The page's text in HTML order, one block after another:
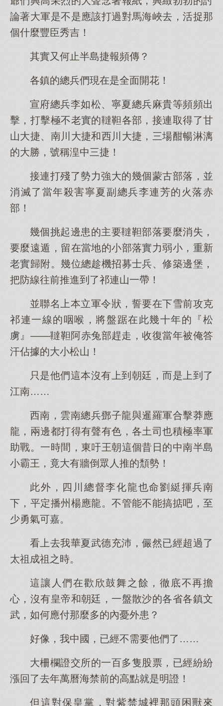
論著大軍是不是應該打過對馬海峽去，活捉那
個什麼豐臣秀吉！
其實又何止半島捷報頻傳？
各鎮的總兵們現在是全面開花！
宣府總兵李如松、寧夏總兵麻貴等頻頻出
擊，打擊極不老實的韃靼各部，接連取得了甘
山大捷、南川大捷和西川大捷，三場酣暢淋漓
的大勝，號稱湟中三捷！
接連打殘了勢力強大的幾個蒙古部落，並
消滅了當年殺害寧夏副總兵李連芳的火落赤
部！
幾個挑起邊患的主要韃靼部落要麼消失，
要麼遠遁，留在當地的小部落實力弱小，重新
老實歸附。幾位總趁機招募士兵、修築邊堡，
把防線往前推進到了祁連山一帶！
並聯名上本立軍令狀，誓要在下雪前攻克
祁連一線的咽喉，將盤踞在此幾十年的『松
虜』——韃靼阿赤兔部趕走，收復當年被俺答
汗佔據的大小松山！
只是他們這本沒有上到朝廷，而是上到了
江南……
西南，雲南總兵鄧子龍與暹羅軍合擊莽應
龍，兩邊都打得有聲有色，各土司也積極率軍
助戰。一時間，東吁王朝這個昔日的中南半島
小霸王，竟大有牆倒眾人推的頹勢！
此外，四川總督李化龍也命劉綎揮兵南
下，平定播州楊應龍。不管能不能搞掂吧，至
少勇氣可嘉。
看上去我華夏武德充沛，儼然已經超過了
太祖成祖之時。
這讓人們在歡欣鼓舞之餘，徹底不再擔
心，沒有皇帝和朝廷，一盤散沙的各省各鎮文
武，如何應付那麼多的內憂外患？
好像，我中國，已經不需要他們了……
大柵欄證交所的一百多隻股票，已經紛紛
漲回了去年萬曆海禁前的高點就是明證！
但這對保皇黨，對紫禁城裡那頭困獸來